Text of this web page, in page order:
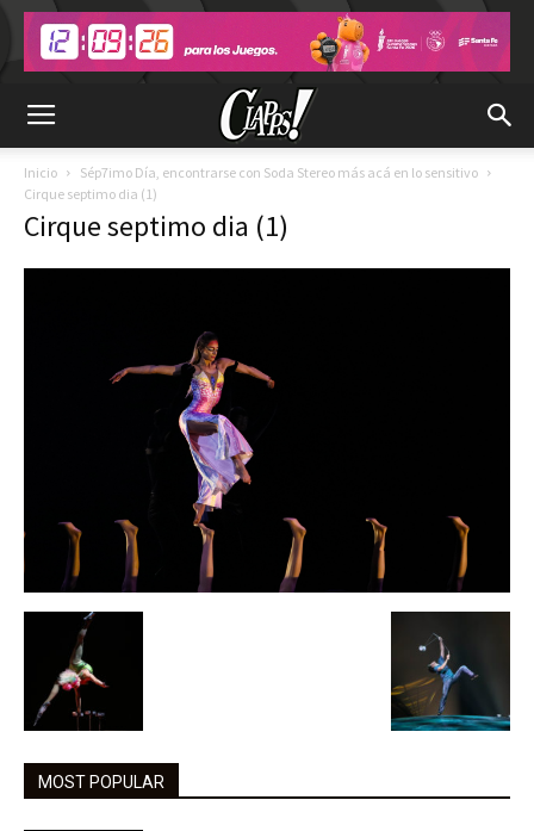
Inicio
Sép7imo Día, encontrarse con Soda Stereo más acá en lo sensitivo
Cirque septimo dia (1)
Cirque septimo dia (1)
MOST POPULAR